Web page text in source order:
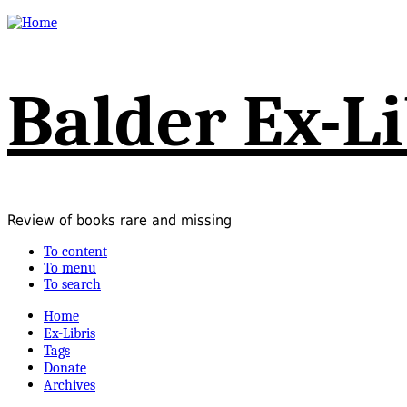
Balder Ex-
Review of books rare and missing
To content
To menu
To search
Home
Ex-Libris
Tags
Donate
Archives